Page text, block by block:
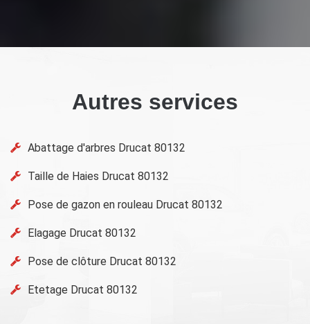
Autres services
Abattage d'arbres Drucat 80132
Taille de Haies Drucat 80132
Pose de gazon en rouleau Drucat 80132
Elagage Drucat 80132
Pose de clôture Drucat 80132
Etetage Drucat 80132